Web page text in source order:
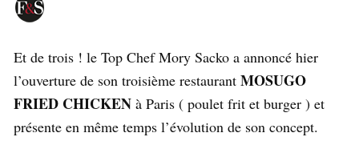
Et de trois ! le Top Chef Mory Sacko a annoncé hier
l’ouverture de son troisième restaurant MOSUGO
FRIED CHICKEN à Paris ( poulet frit et burger ) et
présente en même temps l’évolution de son concept.